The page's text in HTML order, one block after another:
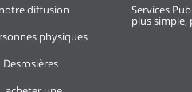
diffusion
physiques
Desrosières
Services
plus simple,